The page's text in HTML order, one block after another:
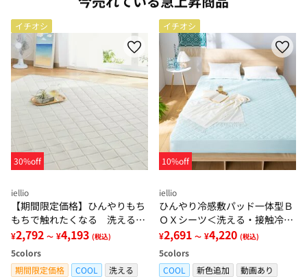
イチオシ
30%off
iellio
【期間限定価格】ひんやりもち
もちで触れたくなる 洗えるラ
グ＜低反発・滑りにくい・接触
冷感・防ダニ・カーペット＞
¥2,792 ～ ¥4,193 (税込)
5colors
期間限定価格
COOL
洗える
イチオシ
10%off
iellio
ひんやり冷感敷パッド一体型Ｂ
ＯＸシーツ＜洗える・接触冷
感・抗菌防臭・時短・家事楽・
ボックスシーツ・寝苦しさ対策
＞
¥2,691 ～ ¥4,220 (税込)
5colors
COOL
新色追加
動画あり